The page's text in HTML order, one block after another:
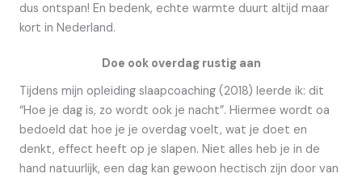
dus ontspan! En bedenk, echte warmte duurt altijd maar
kort in Nederland.
Doe ook overdag rustig aan
Tijdens mijn opleiding slaapcoaching (2018) leerde ik: dit
“Hoe je dag is, zo wordt ook je nacht”. Hiermee wordt oa
bedoeld dat hoe je je overdag voelt, wat je doet en
denkt, effect heeft op je slapen. Niet alles heb je in de
hand natuurlijk, een dag kan gewoon hectisch zijn door van